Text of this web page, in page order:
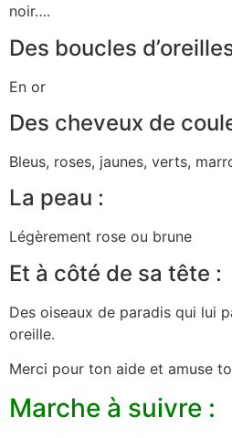
noir….
Des boucles
En or
Des cheveux de
Bleus, roses, jaunes, verts,
La peau :
Légèrement rose ou brune
Et à côté de sa tête :
Des oiseaux de paradis qui lui
oreille.
Merci pour ton aide et amuse
Marche à suivre :